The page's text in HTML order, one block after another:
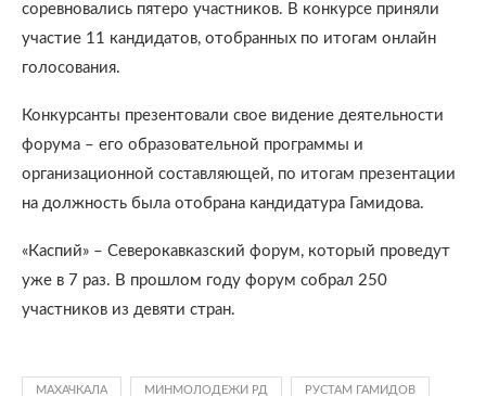
соревновались пятеро участников. В конкурсе приняли
участие 11 кандидатов, отобранных по итогам онлайн
голосования.
Конкурсанты презентовали свое видение деятельности
форума – его образовательной программы и
организационной составляющей, по итогам презентации
на должность была отобрана кандидатура Гамидова.
«Каспий» – Северокавказский форум, который проведут
уже в 7 раз. В прошлом году форум собрал 250
участников из девяти стран.
МАХАЧКАЛА МИНМОЛОДЕЖИ РД РУСТАМ ГАМИДОВ